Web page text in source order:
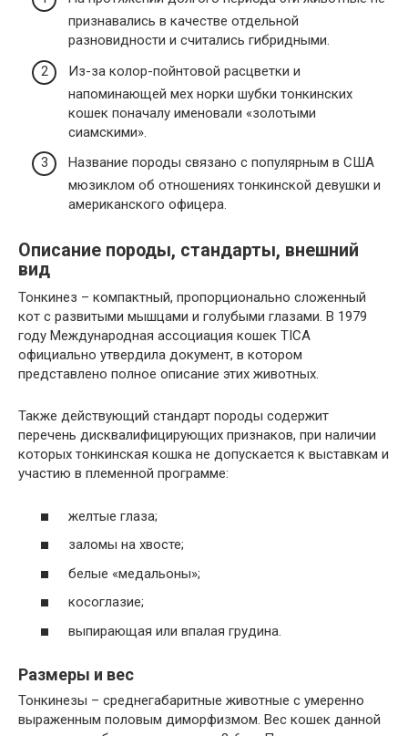
признавались в качестве отдельной
разновидности и считались гибридными.
Из-за колор-пойнтовой расцветки и
напоминающей мех норки шубки тонкинских
кошек поначалу именовали «золотыми
сиамскими».
Название породы связано с популярным в США
мюзиклом об отношениях тонкинской девушки и
американского офицера.
Описание породы, стандарты, внешний
вид
Тонкинез – компактный, пропорционально сложенный
кот с развитыми мышцами и голубыми глазами. В 1979
году Международная ассоциация кошек TICA
официально утвердила документ, в котором
представлено полное описание этих животных.
Также действующий стандарт породы содержит
перечень дисквалифицирующих признаков, при наличии
которых тонкинская кошка не допускается к выставкам и
участию в племенной программе:
желтые глаза;
заломы на хвосте;
белые «медальоны»;
косоглазие;
выпирающая или впалая грудина.
Размеры и вес
Тонкинезы – среднегабаритные животные с умеренно
выраженным половым диморфизмом. Вес кошек данной